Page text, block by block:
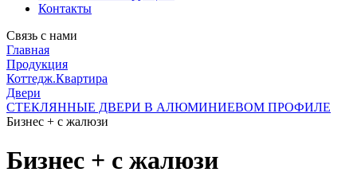
Контакты
Связь с нами
Главная
Продукция
Коттедж.Квартира
Двери
СТЕКЛЯННЫЕ ДВЕРИ В АЛЮМИНИЕВОМ ПРОФИЛЕ
Бизнес + с жалюзи
Бизнес + с жалюзи